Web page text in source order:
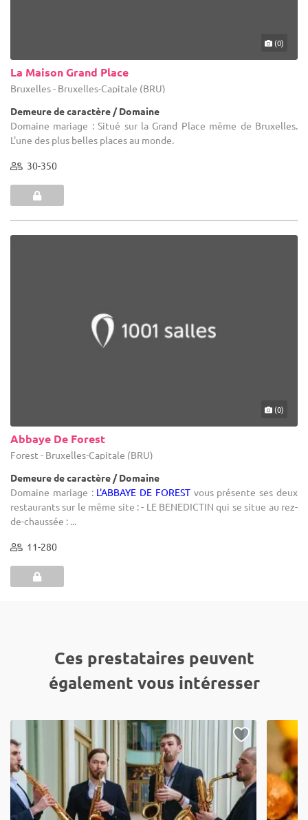
(0)
La Maison Grand Place
Bruxelles - Bruxelles-Capitale (BRU)
Demeure de caractère / Domaine
Domaine mariage : Situé sur la Grand Place même de Bruxelles.
L'une des plus belles places au monde.
30-350
(0)
Abbaye De Forest
Forest - Bruxelles-Capitale (BRU)
Demeure de caractère / Domaine
Domaine mariage : L'ABBAYE DE FORESTvous présente ses deux
restaurants sur le même site : - LE BENEDICTIN qui se situe au rez-
de-chaussée : ...
11-280
Ces prestataires peuvent
également vous intéresser